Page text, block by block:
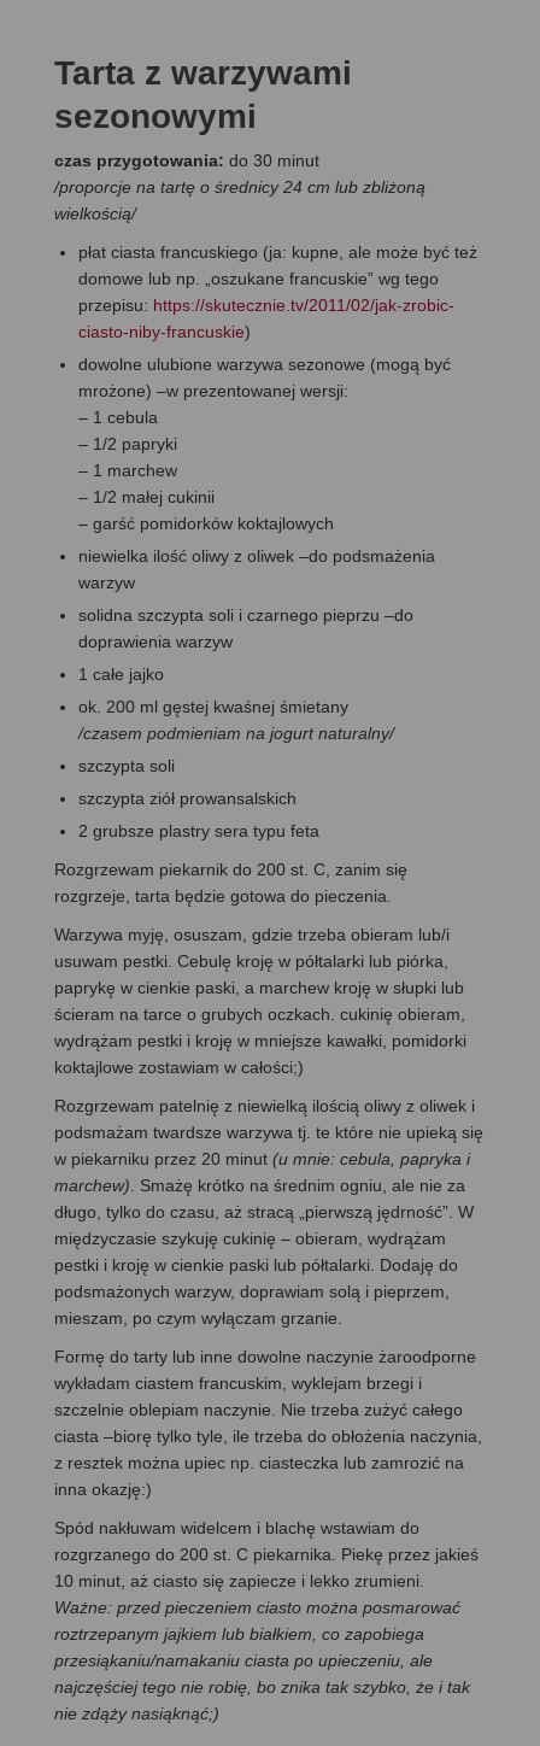
Tarta z warzywami
sezonowymi
czas przygotowania: do 30 minut
/proporcje na tartę o średnicy 24 cm lub zbliżoną
wielkością/
płat ciasta francuskiego (ja: kupne, ale może być też
domowe lub np. „oszukane francuskie” wg tego
przepisu: https://skutecznie.tv/2011/02/jak-zrobic-
ciasto-niby-francuskie)
dowolne ulubione warzywa sezonowe (mogą być
mrożone) –w prezentowanej wersji:
– 1 cebula
– 1/2 papryki
– 1 marchew
– 1/2 małej cukinii
– garść pomidorków koktajlowych
niewielka ilość oliwy z oliwek –do podsmażenia
warzyw
solidna szczypta soli i czarnego pieprzu –do
doprawienia warzyw
1 całe jajko
ok. 200 ml gęstej kwaśnej śmietany
/czasem podmieniam na jogurt naturalny/
szczypta soli
szczypta ziół prowansalskich
2 grubsze plastry sera typu feta
Rozgrzewam piekarnik do 200 st. C, zanim się
rozgrzeje, tarta będzie gotowa do pieczenia.
Warzywa myję, osuszam, gdzie trzeba obieram lub/i
usuwam pestki. Cebulę kroję w półtalarki lub piórka,
paprykę w cienkie paski, a marchew kroję w słupki lub
ścieram na tarce o grubych oczkach. cukinię obieram,
wydrążam pestki i kroję w mniejsze kawałki, pomidorki
koktajlowe zostawiam w całości;)
Rozgrzewam patelnię z niewielką ilością oliwy z oliwek i
podsmażam twardsze warzywa tj. te które nie upieką się
w piekarniku przez 20 minut (u mnie: cebula, papryka i
marchew) . Smażę krótko na średnim ogniu, ale nie za
długo, tylko do czasu, aż stracą „pierwszą jędrność”. W
międzyczasie szykuję cukinię – obieram, wydrążam
pestki i kroję w cienkie paski lub półtalarki. Dodaję do
podsmażonych warzyw, doprawiam solą i pieprzem,
mieszam, po czym wyłączam grzanie.
Formę do tarty lub inne dowolne naczynie żaroodporne
wykładam ciastem francuskim, wyklejam brzegi i
szczelnie oblepiam naczynie. Nie trzeba zużyć całego
ciasta –biorę tylko tyle, ile trzeba do obłożenia naczynia,
z resztek można upiec np. ciasteczka lub zamrozić na
inna okazję:)
Spód nakłuwam widelcem i blachę wstawiam do
rozgrzanego do 200 st. C piekarnika. Piekę przez jakieś
10 minut, aż ciasto się zapiecze i lekko zrumieni.
Ważne: przed pieczeniem ciasto można posmarować
roztrzepanym jajkiem lub białkiem, co zapobiega
przesiąkaniu/namakaniu ciasta po upieczeniu, ale
najczęściej tego nie robię, bo znika tak szybko, że i tak
nie zdąży nasiąknąć;)